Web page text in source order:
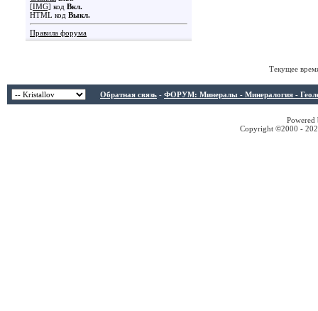
[IMG] код Вкл.
HTML код Выкл.
Правила форума
Текущее
Обратная связь - ФОРУМ: Минералы - Минералогия -
Copyright ©2000 -